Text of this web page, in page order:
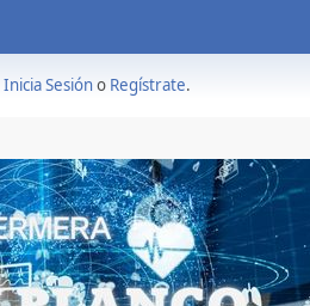
Inicia Sesióno Regístrate.